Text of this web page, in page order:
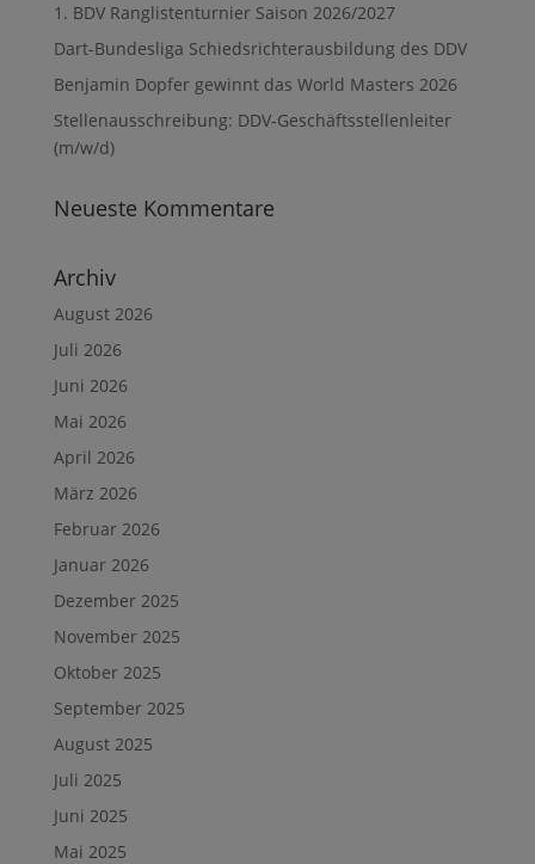
1. BDV Ranglistenturnier Saison 2026/2027
Dart-Bundesliga Schiedsrichterausbildung des DDV
Benjamin Dopfer gewinnt das World Masters 2026
Stellenausschreibung: DDV-Geschäftsstellenleiter
(m/w/d)
Neueste Kommentare
Archiv
August 2026
Juli 2026
Juni 2026
Mai 2026
April 2026
März 2026
Februar 2026
Januar 2026
Dezember 2025
November 2025
Oktober 2025
September 2025
August 2025
Juli 2025
Juni 2025
Mai 2025